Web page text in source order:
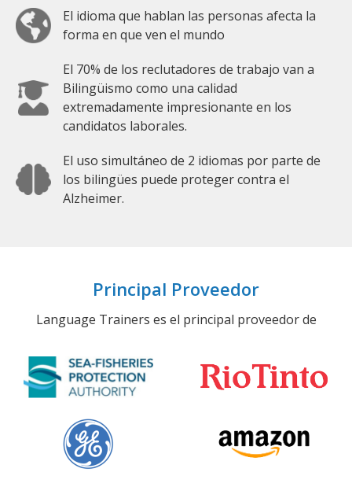
El idioma que hablan las personas afecta la
forma en que ven el mundo
El 70% de los reclutadores de trabajo van a
Bilingüismo como una calidad
extremadamente impresionante en los
candidatos laborales.
El uso simultáneo de 2 idiomas por parte de
los bilingües puede proteger contra el
Alzheimer.
Principal Proveedor
Language Trainers es el principal proveedor de